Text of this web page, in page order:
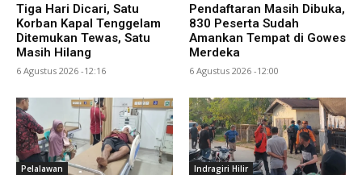
Tiga Hari Dicari, Satu
Korban Kapal Tenggelam
Ditemukan Tewas, Satu
Masih Hilang
6 Agustus 2026 -12:16
Pendaftaran Masih Dibuka,
830 Peserta Sudah
Amankan Tempat di Gowes
Merdeka
6 Agustus 2026 -12:00
Pelalawan Indragiri Hilir